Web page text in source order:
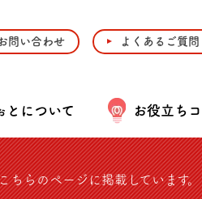
問い合わせ よくあるご質問
とについて お役立ち
ちらのページに掲載しています。